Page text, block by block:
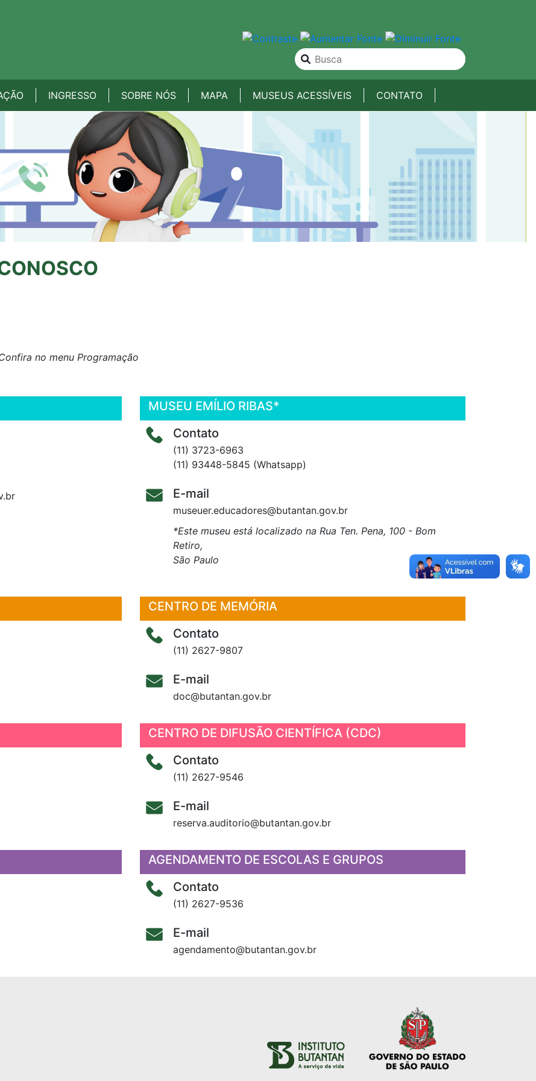
INGRESSO SOBRE NÓS MAPA MUSEUS ACESSÍVEIS CONTATO
no menu Programação
MUSEU EMÍLIO RIBAS*
Contato
(11) 3723-6963
(11) 93448-5845 (Whatsapp)
E-mail
museuer.educadores@butantan.gov.br
*Este museu está localizado na Rua Ten. Pena, 100 - Bom
Retiro,
São Paulo
CENTRO DE MEMÓRIA
Contato
(11) 2627-9807
E-mail
doc@butantan.gov.br
CENTRO DE DIFUSÃO CIENTÍFICA (CDC)
Contato
(11) 2627-9546
E-mail
reserva.auditorio@butantan.gov.br
AGENDAMENTO DE ESCOLAS E GRUPOS
Contato
(11) 2627-9536
E-mail
agendamento@butantan.gov.br